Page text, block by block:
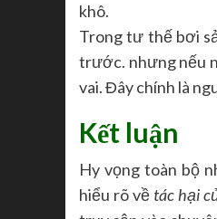
khô.
Trong tư thế bơi
trước. nhưng nếu
vai. Đây chính là
Kết luận
Hy vọng toàn bộ
hiểu rõ về tác hại